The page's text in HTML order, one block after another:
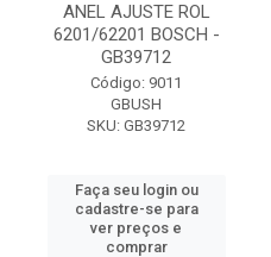
ANEL AJUSTE ROL
6201/62201 BOSCH -
GB39712
Código: 9011
GBUSH
SKU: GB39712
Faça seu login ou
cadastre-se para
ver preços e
comprar